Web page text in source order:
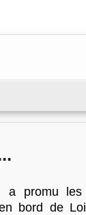
promu les
bord de